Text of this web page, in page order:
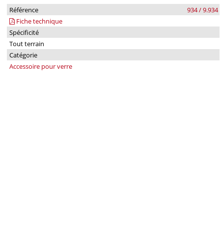
Référence
934 / 9.934
Fiche technique
Spécificité
Tout terrain
Catégorie
Accessoire pour verre